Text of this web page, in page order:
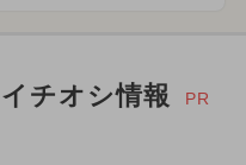
チオシ情報 PR